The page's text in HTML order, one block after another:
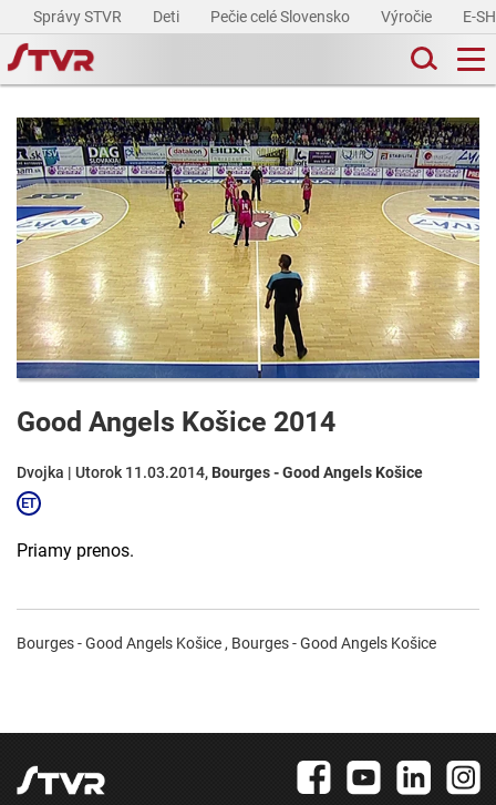
Správy STVR Deti Pečie celé Slovensko Výročie E-
Good Angels Košice 2014
Dvojka | Utorok 11.03.2014, Bourges - Good Angels Košice
Priamy prenos.
Bourges - Good Angels Košice , Bourges - Good Angels Košice